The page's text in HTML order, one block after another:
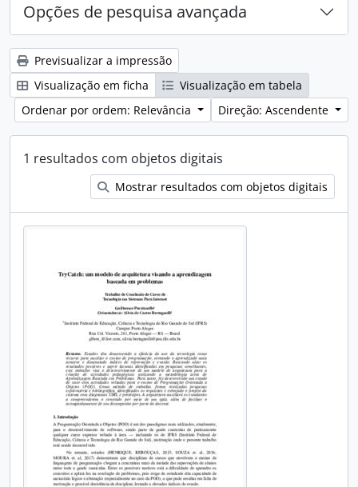
Opções de pesquisa avançada
Previsualizar a impressão
Visualização em ficha
Visualização em tabela
Ordenar por ordem: Relevância
Direção: Ascendente
1 resultados com objetos digitais
Mostrar resultados com objetos digitais